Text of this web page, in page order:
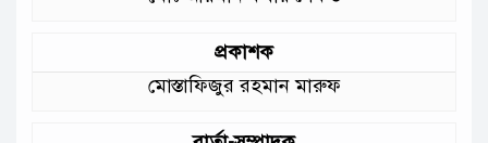
প্রকাশক
মোস্তাফিজুর রহমান মারুফ